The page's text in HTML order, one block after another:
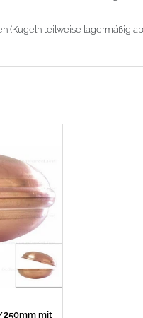
(Kugeln teilweise lagermäßig
250mm mit